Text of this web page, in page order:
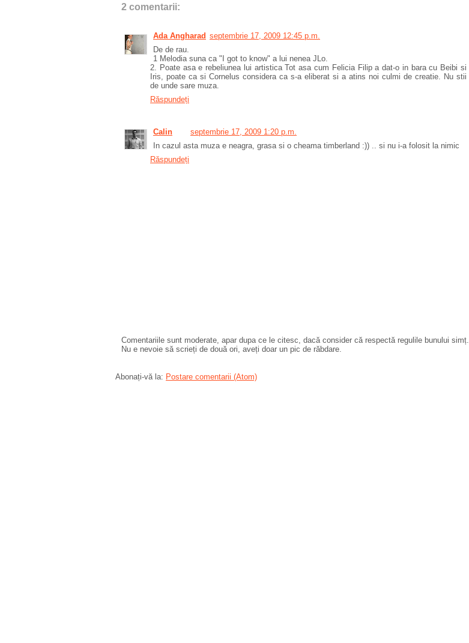
2 comentarii:
Ada Angharad septembrie 17, 2009 12:45 p.m.
De de rau.
1 Melodia suna ca "I got to know" a lui nenea JLo.
2. Poate asa e rebeliunea lui artistica Tot asa cum Felicia Filip a dat-o in bara cu Beibi si
Iris, poate ca si Cornelus considera ca s-a eliberat si a atins noi culmi de creatie. Nu stii
de unde sare muza.
Răspundeți
Calin
septembrie 17, 2009 1:20 p.m.
In cazul asta muza e neagra, grasa si o cheama timberland :)) .. si nu i-a folosit la nimic
Răspundeți
Comentariile sunt moderate, apar dupa ce le citesc, dacă consider că respectă regulile bunului simț.
Nu e nevoie să scrieți de două ori, aveți doar un pic de răbdare.
Abonați-vă la: Postare comentarii (Atom)